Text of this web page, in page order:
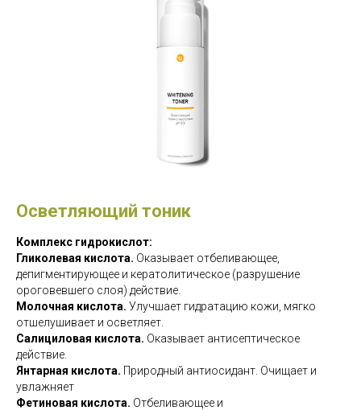
Осветляющий тоник
Комплекс гидрокислот:
Гликолевая кислота. Оказывает отбеливающее,
депигментирующее и кератолитическое (разрушение
ороговевшего слоя) действие.
Молочная кислота. Улучшает гидратацию кожи, мягко
отшелушивает и осветляет.
Салициловая кислота. Оказывает антисептическое
действие.
Янтарная кислота. Природный антиосидант. Очищает и
увлажняет
Фетиновая кислота. Отбеливающее и